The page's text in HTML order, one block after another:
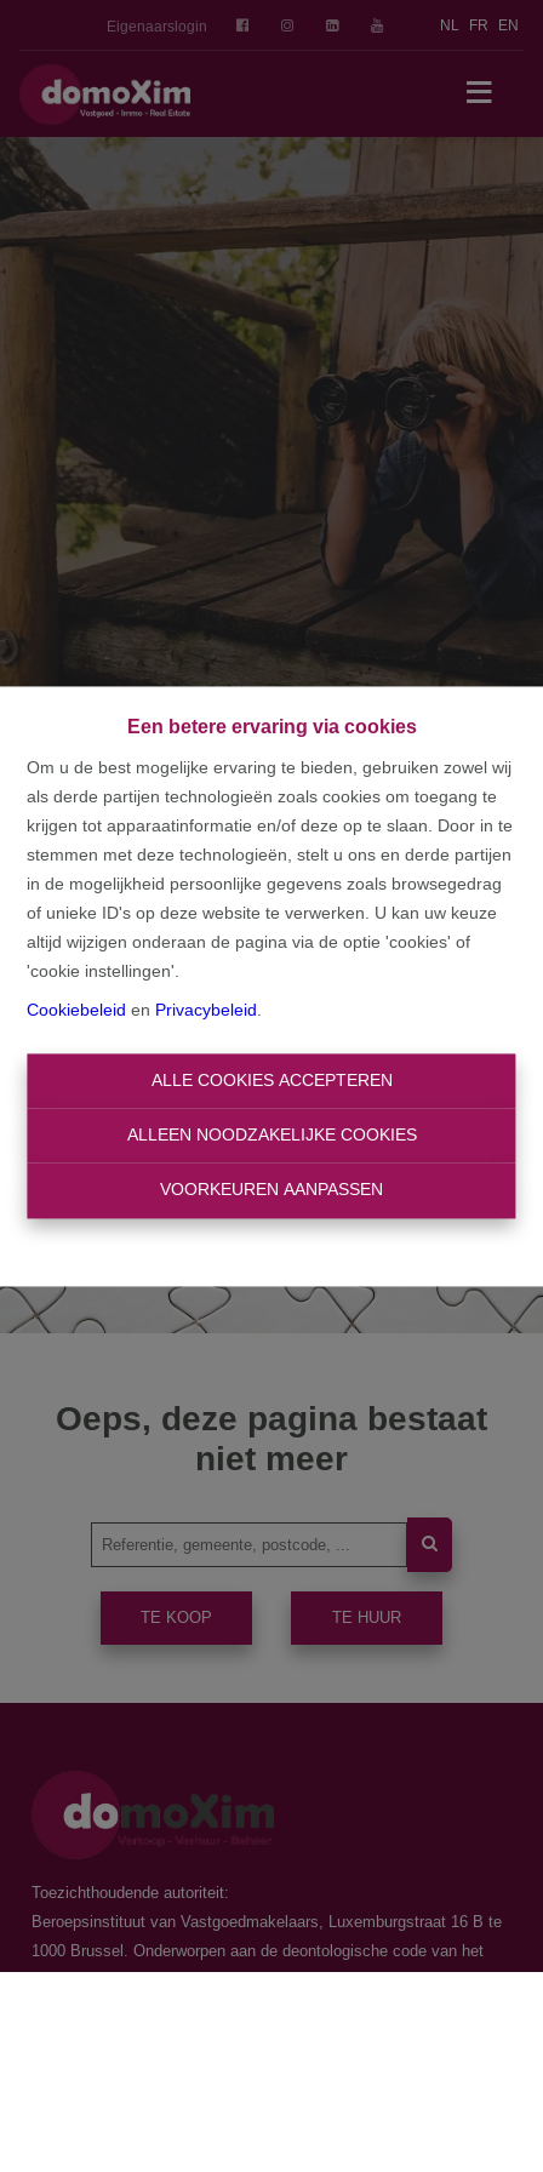
Een betere ervaring via cookies
Om u de best mogelijke ervaring te bieden, gebruiken zowel wij
als derde partijen technologieën zoals cookies om toegang te
krijgen tot apparaatinformatie en/of deze op te slaan. Door in te
stemmen met deze technologieën, stelt u ons en derde partijen
in de mogelijkheid persoonlijke gegevens zoals browsegedrag
of unieke ID's op deze website te verwerken. U kan uw keuze
altijd wijzigen onderaan de pagina via de optie 'cookies' of
'cookie instellingen'.
Cookiebeleid en Privacybeleid
ALLE COOKIES ACCEPTEREN
ALLEEN NOODZAKELIJKE COOKIES
VOORKEUREN AANPASSEN
Eigenaarslogin NL FR EN
HOME
HOME
Oeps, deze pagina bestaat
niet meer
TE KOOP TE HUUR
Toezichthoudende autoriteit:
Beroepsinstituut van Vastgoedmakelaars, Luxemburgstraat 16 B te
1000 Brussel. Onderworpen aan de deontologische code van het